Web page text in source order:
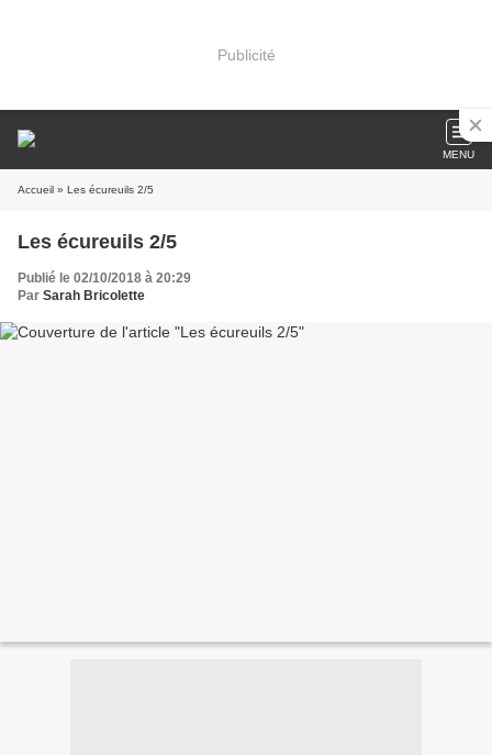
Publicité
MENU
Accueil » Les écureuils 2/5
Les écureuils 2/5
Publié le 02/10/2018 à 20:29
Par Sarah Bricolette